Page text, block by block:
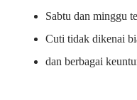
Sabtu dan minggu
Cuti tidak dikenai
dan berbagai